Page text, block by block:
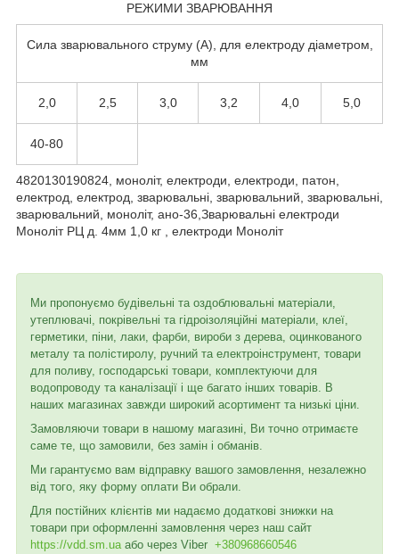
РЕЖИМИ ЗВАРЮВАННЯ
Сила зварювального струму (А), для електроду діаметром,
мм
2,0 2,5 3,0 3,2 4,0 5,0
40-80
4820130190824, моноліт, електроди, електроди, патон,
електрод, електрод, зварювальні, зварювальний, зварювальні,
зварювальний, моноліт, ано-36,Зварювальні електроди
Моноліт РЦ д. 4мм 1,0 кг , електроди Моноліт
Ми пропонуємо будівельні та оздоблювальні матеріали,
утеплювачі, покрівельні та гідроізоляційні матеріали, клеї,
герметики, піни, лаки, фарби, вироби з дерева, оцинкованого
металу та полістиролу, ручний та електроінструмент, товари
для поливу, господарські товари, комплектуючи для
водопроводу та каналізації і ще багато інших товарів. В
наших магазинах завжди широкий асортимент та низькі ціни.
Замовляючи товари в нашому магазині, Ви точно отримаєте
саме те, що замовили, без замін і обманів.
Ми гарантуємо вам відправку вашого замовлення, незалежно
від того, яку форму оплати Ви обрали.
Для постійних клієнтів ми надаємо додаткові знижки на
товари при оформленні замовлення через наш сайт
https://vdd.sm.ua або через Viber +380968660546